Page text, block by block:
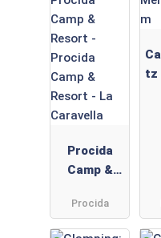
Procida
Camp &
Caravella
Procida
tz